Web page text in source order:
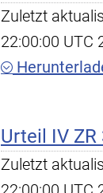
Zuletzt
22:00:00 UTC
Urteil IV ZR
Zuletzt